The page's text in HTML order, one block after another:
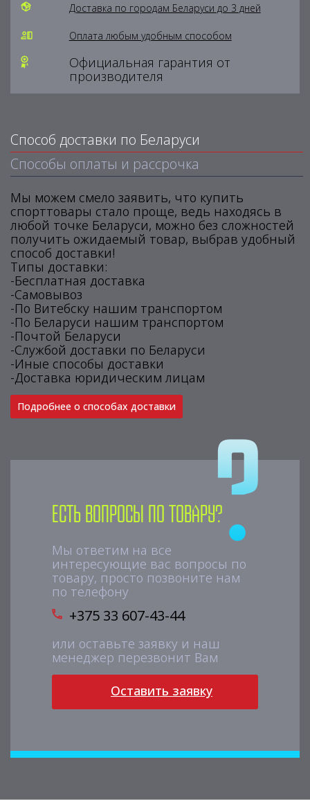
Доставка по городам Беларуси до 3 дней
Оплата любым удобным способом
Официальная гарантия от
производителя
Способ доставки по Беларуси
Способы оплаты и рассрочка
Мы можем смело заявить, что купить
спорттовары стало проще, ведь находясь в
любой точке Беларуси, можно без сложностей
получить ожидаемый товар, выбрав удобный
способ доставки!
Типы доставки:
-Бесплатная доставка
-Самовывоз
-По Витебску нашим транспортом
-По Беларуси нашим транспортом
-Почтой Беларуси
-Службой доставки по Беларуси
-Иные способы доставки
-Доставка юридическим лицам
Подробнее о способах доставки
Есть вопросы по товару?
Мы ответим на все
интересующие вас вопросы по
товару, просто позвоните нам
по телефону
+375 33 607-43-44
или оставьте заявку и наш
менеджер перезвонит Вам
Оставить заявку